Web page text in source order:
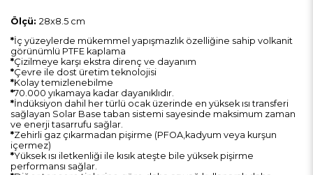
Ölçü: ​28x8.5 cm
*İç yüzeylerde mükemmel yapışmazlık özelliğine sahip volkanit
görünümlü PTFE kaplama
*Çizilmeye karşı ekstra direnç ve dayanım
*Çevre ile dost üretim teknolojisi
*Kolay temizlenebilme
*70.000 yıkamaya kadar dayanıklıdır.
*İndüksiyon dahil her türlü ocak üzerinde en yüksek ısı transferi
sağlayan Solar Base taban sistemi sayesinde maksimum zaman
ve enerji tasarrufu sağlar.
*Zehirli gaz çıkarmadan pişirme (PFOA,kadyum veya kurşun
içermez)
*Yüksek ısı iletkenliği ile kısık ateşte bile yüksek pişirme
performansı sağlar.